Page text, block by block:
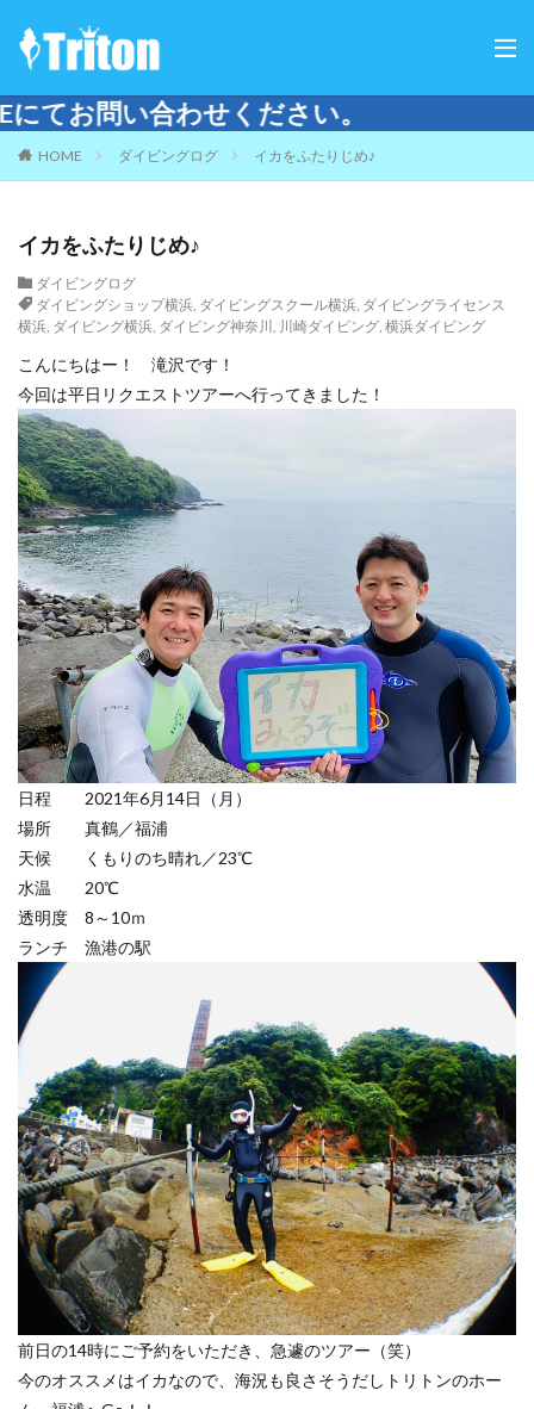
い。
HOME ダイビングログ イカをふたりじめ♪
イカをふたりじめ♪
ダイビングログ
ダイビングショップ横浜, ダイビングスクール横浜, ダイビングライセンス
横浜, ダイビング横浜, ダイビング神奈川 , 川崎ダイビング, 横浜ダイビング
こんにちはー！ 滝沢です！
今回は平日リクエストツアーへ行ってきました！
日程 2021年6月14日（月）
場所 真鶴／福浦
天候 くもりのち晴れ／23℃
水温 20℃
透明度 8～10ｍ
ランチ 漁港の駅
前日の14時にご予約をいただき、急遽のツアー（笑）
今のオススメはイカなので、海況も良さそうだしトリトンのホー